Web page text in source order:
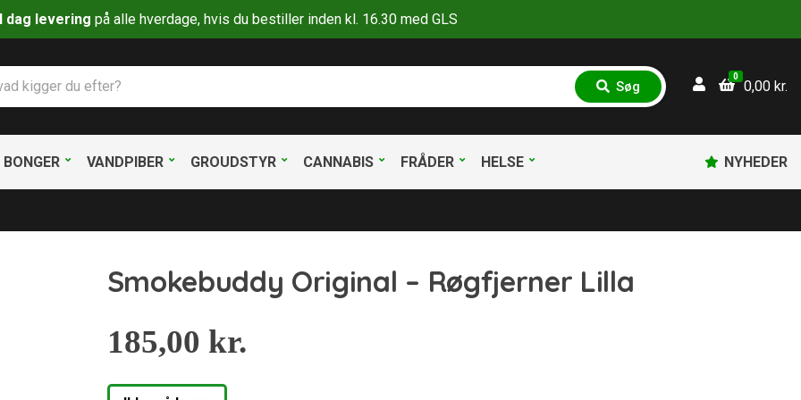
dag levering på alle hverdage, hvis du bestiller inden kl. 16.30 med GLS
S
ø
Søg
0
0,00 kr.
BONGER VANDPIBER GROUDSTYR CANNABIS FRÅDER HELSE NYHEDER
Smokebuddy Original – Røgfjerner Lilla
185,00 kr.